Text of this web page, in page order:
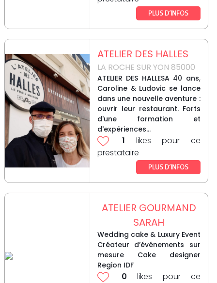
PLUS D’INFOS
ATELIER DES HALLES
LA ROCHE SUR YON 85000
ATELIER DES HALLESA 40 ans,
Caroline & Ludovic se lance
dans une nouvelle aventure :
ouvrir leur restaurant. Forts
d'une formation et
d'expériences...
1 likes pour ce
prestataire
PLUS D’INFOS
ATELIER GOURMAND
SARAH
Wedding cake & Luxury Event
Créateur d’événements sur
mesure Cake designer
Region IDF
0 likes pour ce